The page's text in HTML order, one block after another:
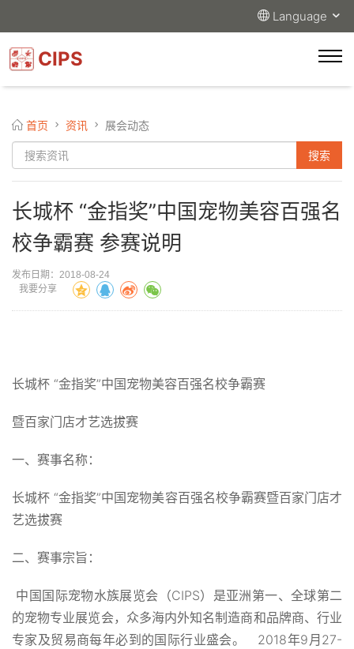
Language
CIPS
首页 资讯 展会动态
长城杯 “金指奖”中国宠物美容百强名
校争霸赛 参赛说明
发布日期：2018-08-24
我要分享
长城杯 “金指奖”中国宠物美容百强名校争霸赛
暨百家门店才艺选拔赛
一、赛事名称：
长城杯 “金指奖”中国宠物美容百强名校争霸赛暨百家门店才
艺选拔赛
二、赛事宗旨：
中国国际宠物水族展览会（CIPS）是亚洲第一、全球第二
的宠物专业展览会，众多海内外知名制造商和品牌商、行业
专家及贸易商每年必到的国际行业盛会。 2018年9月27-